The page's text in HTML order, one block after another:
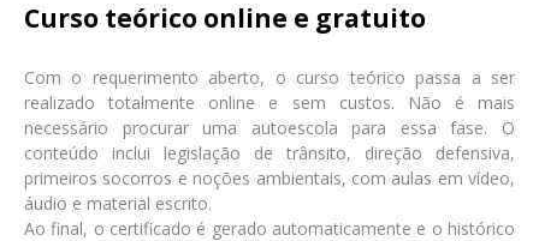
Curso teórico online e gratuito
Com o requerimento aberto, o curso teórico passa a ser
realizado totalmente online e sem custos. Não é mais
necessário procurar uma autoescola para essa fase. O
conteúdo inclui legislação de trânsito, direção defensiva,
primeiros socorros e noções ambientais, com aulas em vídeo,
áudio e material escrito.
Ao final, o certificado é gerado automaticamente e o histórico